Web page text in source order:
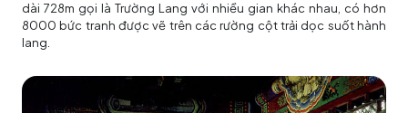
dài 728m gọi là Trường Lang với nhiều gian khác nhau, có hơn
8000 bức tranh được vẽ trên các rường cột trải dọc suốt hành
lang.